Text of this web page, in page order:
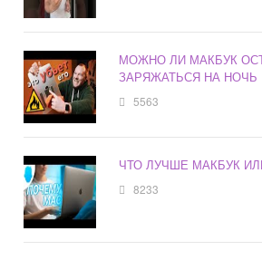
МОЖНО ЛИ МАКБУК
ЗАРЯЖАТЬСЯ НА НОЧЬ
5563
ЧТО ЛУЧШЕ МАКБУК
8233